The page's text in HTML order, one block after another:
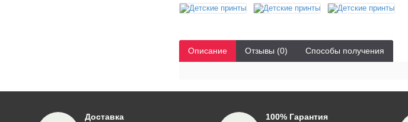
Описание Отзывы (0) Способы получения
Доставка 100% Гарантия